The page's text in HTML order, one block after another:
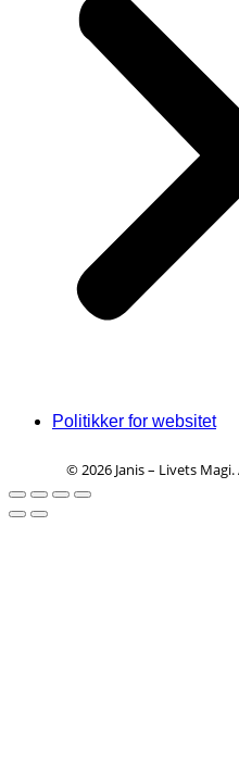
Politikker for websitet
© 2026 Janis – Livets